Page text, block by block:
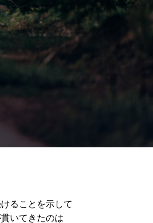
ることを示して
いてきたのは